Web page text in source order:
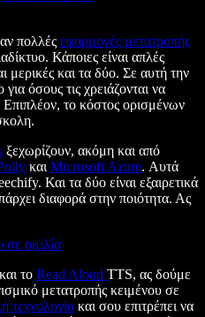
πολλές εφαρμογές μετατροπής
Κάποιες είναι απλές
μερικές και τα δύο. Σε αυτή την
όσους τις χρειάζονται να
το κόστος ορισμένων
ξεχωρίζουν, ακόμη και από
και Microsoft Azure. Αυτά
Και τα δύο είναι εξαιρετικά
διαφορά στην ποιότητα. Ας
σε ομιλία
το Read Aloud TTS, ας δούμε
μετατροπής κειμένου σε
τεχνολογία και σου επιτρέπει να